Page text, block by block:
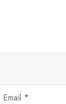
Email